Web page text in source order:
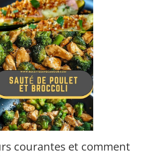
courantes et comment